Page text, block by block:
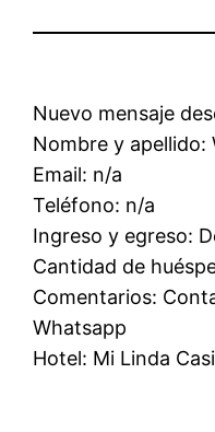
Nuevo mensaje
Nombre y apellido:
Email: n/a
Teléfono: n/a
Ingreso y egreso:
Cantidad de
Comentarios:
Whatsapp
Hotel: Mi Linda